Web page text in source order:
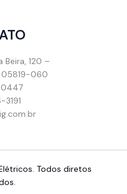
Beira, 120 –
05819-060
0447
3191
Todos diretos